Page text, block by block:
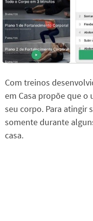
Com treinos
em Casa propõe que o
seu corpo. Para atingir
somente durante
casa.